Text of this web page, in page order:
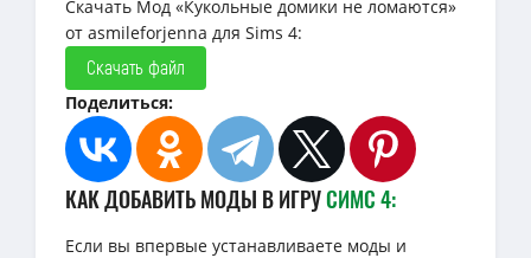
Скачать Мод «Кукольные домики не ломаются»
от asmileforjenna для Sims 4:
Скачать файл
Поделиться:
КАК ДОБАВИТЬ МОДЫ В ИГРУСИМС 4:
Если вы впервые устанавливаете моды и